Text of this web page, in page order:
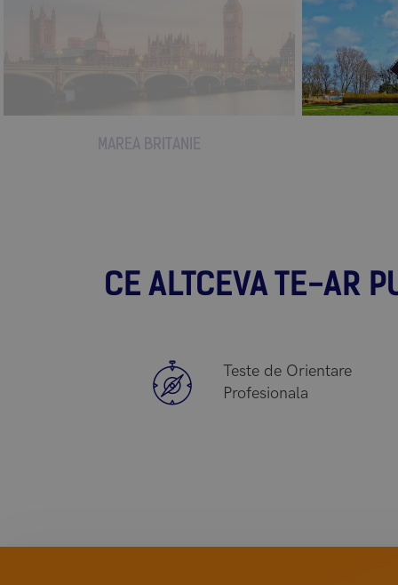
MAREA BRITANIE
CE ALTCEVA TE-AR
Teste de Orientare
Profesionala